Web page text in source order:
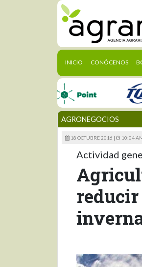
INICIO (CURRENT)
CONÓCENOS
AGRONEGOCIOS
18 OCTUBRE 2016 | 10:04
Actividad
reducir